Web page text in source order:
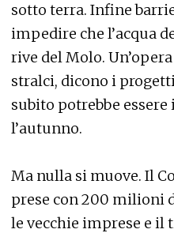
sotto terra. Infine
impedire che l’acqua
rive del Molo.
stralci, dicono i
subito potrebbe
l’autunno.
Ma nulla si muove. Il
prese con 200 milioni
le vecchie imprese e il